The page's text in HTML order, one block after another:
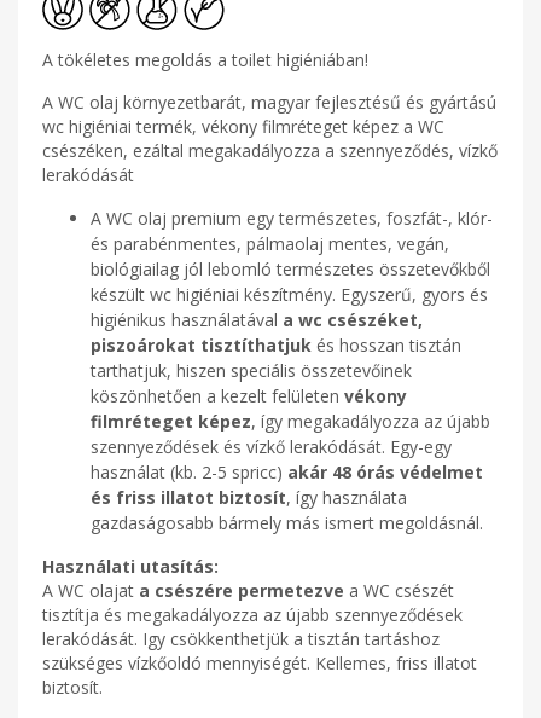
A tökéletes megoldás a toilet higiéniában!
A WC olaj környezetbarát, magyar fejlesztésű és gyártású
wc higiéniai termék, vékony filmréteget képez a WC
csészéken, ezáltal megakadályozza a szennyeződés, vízkő
lerakódását
A WC olaj premium egy természetes, foszfát-, klór-
és parabénmentes, pálmaolaj mentes, vegán,
biológiailag jól lebomló természetes összetevőkből
készült wc higiéniai készítmény. Egyszerű, gyors és
higiénikus használatával a wc csészéket,
piszoárokat tisztíthatjuk és hosszan tisztán
tarthatjuk, hiszen speciális összetevőinek
köszönhetően a kezelt felületen vékony
filmréteget képez, így megakadályozza az újabb
szennyeződések és vízkő lerakódását. Egy-egy
használat (kb. 2-5 spricc) akár 48 órás védelmet
és friss illatot biztosít, így használata
gazdaságosabb bármely más ismert megoldásnál.
Használati utasítás:
A WC olajat a csészére permetezve a WC csészét
tisztítja és megakadályozza az újabb szennyeződések
lerakódását. Igy csökkenthetjük a tisztán tartáshoz
szükséges vízkőoldó mennyiségét. Kellemes, friss illatot
biztosít.